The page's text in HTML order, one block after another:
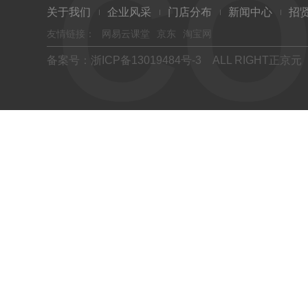
关于我们 企业风采 门店分布 新闻中心 招
友情链接： 网易云课堂 京东 淘宝网
备案号： 浙ICP备13019484号-3 ALL RIGHT正京元